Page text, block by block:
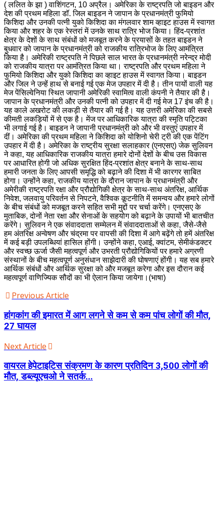
( ललित के झा ) वाशिंगटन, 10 अप्रैल। अमेरिका के राष्ट्रपति जो बाइडन और
देश की प्रथम महिला डॉ. जिल बाइडन ने जापान के प्रधानमंत्री फुमियो
किशिदा और उनकी पत्नी युको किशिदा का मंगलवार शाम व्हाइट हाउस में स्वागत
किया और शहर के एक रेस्तरां में उनके साथ रात्रि भोज किया। हिंद-प्रशांत
क्षेत्र के देशों के साथ संबंधों को मजबूत करने के प्रयासों के तहत बाइडन ने
बुधवार को जापान के प्रधानमंत्री को राजकीय रात्रिभोज के लिए आमंत्रित
किया है। अमेरिकी राष्ट्रपति ने पिछले साल भारत के प्रधानमंत्री नरेन्द्र मोदी
को राजकीय यात्रा पर आमंत्रित किया था। राष्ट्रपति और प्रथम महिला ने
फुमियो किशिदा और युको किशिदा का व्हाइट हाउस में स्वागत किया। बाइडन
और जिल ने उन्हें हाथ से बनाई गई एक मेज उपहार में दी है। तीन पायों वाली यह
मेज पेंसिल्वेनिया स्थित जापानी अमेरिकी स्वामित्व वाली कंपनी ने तैयार की है।
जापान के प्रधानमंत्री और उनकी पत्नी को उपहार में दी गई मेज 17 इंच की है।
यह काले अखरोट की लकड़ी से तैयार की गई है। यह उत्तरी अमेरिका की सबसे
कीमती लकड़ियों में से एक है। मेंज पर आधिकारिक यात्रा की स्मृति पट्टिका
भी लगाई गई है। बाइडन ने जापानी प्रधानमंत्री को और भी वस्तुएं उपहार में
दीं। अमेरिका की प्रथम महिला ने किशिदा को योशिनो चेरी ट्री की एक पेंटिंग
उपहार में दी है। अमेरिका के राष्ट्रीय सुरक्षा सलाहकार (एनएसए) जेक सुलिवन
ने कहा, यह आधिकारिक राजकीय यात्रा हमारे दोनों देशों के बीच उस विकास
पर आधारित होगी जो अधिक सुरक्षित हिंद-प्रशांत क्षेत्र बनाने के साथ-साथ
हमारी जनता के लिए आपसी समृद्धि को बढ़ाने की दिशा में भी कारगर साबित
होगा। उन्होंने कहा, राजकीय यात्रा के दौरान जापान के प्रधानमंत्री और
अमेरीकी राष्ट्रपति रक्षा और प्रौद्योगिकी क्षेत्र के साथ-साथ अंतरिक्ष, आर्थिक
निवेश, जलवायु परिवर्तन से निपटने, वैश्विक कूटनीति में समन्वय और हमारे लोगों
के बीच संबंधों को मजबूत करने सहित सभी मुद्दों पर चर्चा करेंगे। एनएसए के
मुताबिक, दोनों नेता रक्षा और सेनाओं के सहयोग को बढ़ाने के उपायों भी बातचीत
करेंगे। सुलिवन ने एक संवाददाता सम्मेलन में संवाददाताओं से कहा, जैसे-जैसे
हम अंतरिक्ष अन्वेषण और चंद्रमा पर वापसी की दिशा में आगे बढ़ेंगे तो हमें अंतरिक्ष
में कई बड़ी उपलब्धियां हासिल होंगी। उन्होंने कहा, एआई, क्वांटम, सेमीकंडक्टर
और स्वच्छ ऊर्जा जैसी महत्वपूर्ण और उभरती प्रौद्योगिकियों पर हमारे अग्रणी
संस्थानों के बीच महत्वपूर्ण अनुसंधान साझेदारी की घोषणाएं होंगी। यह सब हमारे
आर्थिक संबंधों और आर्थिक सुरक्षा को और मजबूत करेगा और इस दौरान कई
महत्वपूर्ण वाणिज्यिक सौदों का भी ऐलान किया जायेगा।(भाषा)
Previous Article
हांगकांग की इमारत में आग लगने से कम से कम पांच लोगों की मौत,
27 घायल
Next Article
वायरल हेपेटाइटिस संक्रमण के कारण प्रतिदिन 3,500 लोगों की
मौत, डब्ल्यूएचओ ने सतर्क...